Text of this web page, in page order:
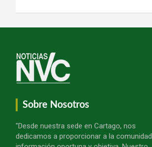
Sobre Nosotros
"Desde nuestra sede en Cartago, nos
dedicamos a proporcionar a la comunidad